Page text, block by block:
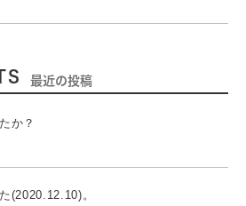
最近の投稿
か？
(2020.12.10)。